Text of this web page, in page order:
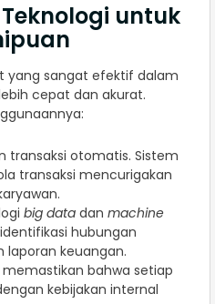
untuk
yang sangat efektif dalam
cepat dan akurat.
transaksi otomatis. Sistem
transaksi mencurigakan
big data dan machine
hubungan
keuangan.
bahwa setiap
kebijakan internal